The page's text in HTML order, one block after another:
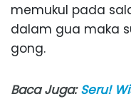
memukul pada
dalam gua maka
gong.
Baca Juga:Seru!